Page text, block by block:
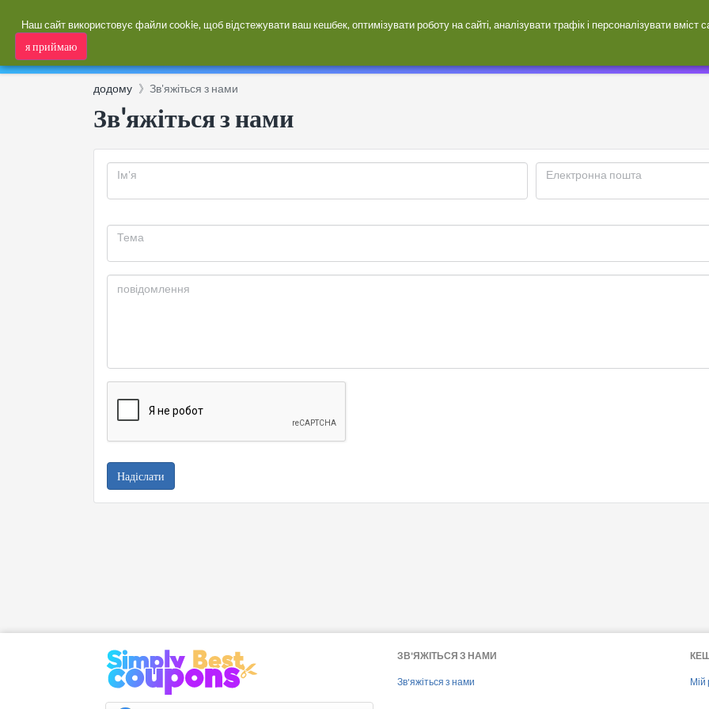
додому Зв'яжіться з нами
Зв'яжіться з нами
Ім'я Електронна пошта
Тема
Надіслати
ЗВ'ЯЖІТЬСЯ З НАМИ
Зв'яжіться з нами Мій
Наш сайт використовує файли cookie, щоб відстежувати ваш кешбек, оптимізувати роботу на сайті, аналізувати трафік і персоналізувати вміст
я приймаю